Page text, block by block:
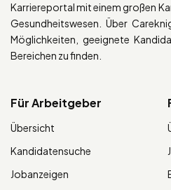
Karriereportal mit einem großen
Gesundheitswesen. Über
Möglichkeiten, geeignete
Bereichen zu finden.
Für Arbeitgeber
Übersicht
Kandidatensuche
Jobanzeigen